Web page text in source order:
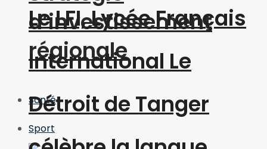
d’investissement
régionale
Santé
Sport
Le LFI, Lycée Français
International Le
Détroit de Tanger